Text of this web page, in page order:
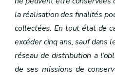
la réalisation des finalités
collectées. En tout état de
excéder cinq ans, sauf dans
réseau de distribution a
de ses missions de